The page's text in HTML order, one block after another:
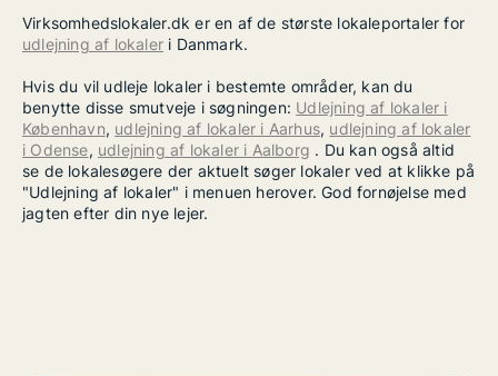
Virksomhedslokaler.dk er en af de største lokaleportaler for
udlejning af lokaler i Danmark.
Hvis du vil udleje lokaler i bestemte områder, kan du
benytte disse smutveje i søgningen: Udlejning af lokaler i
København, udlejning af lokaler i Aarhus, udlejning af lokaler
i Odense, udlejning af lokaler i Aalborg . Du kan også altid
se de lokalesøgere der aktuelt søger lokaler ved at klikke på
"Udlejning af lokaler" i menuen herover. God fornøjelse med
jagten efter din nye lejer.